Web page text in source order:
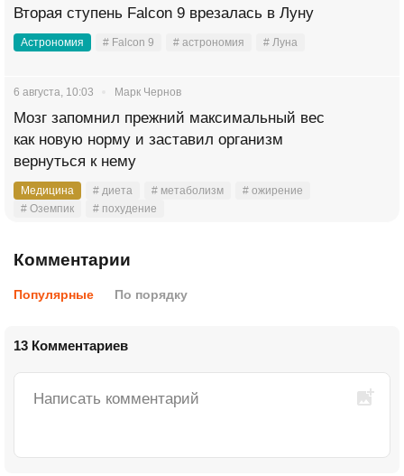
Вторая ступень Falcon 9 врезалась в Луну
Астрономия # Falcon 9 # астрономия # Луна
6 августа, 10:03 Марк Чернов
Мозг запомнил прежний максимальный вес
как новую норму и заставил организм
вернуться к нему
Медицина # диета # метаболизм
# ожирение
# Оземпик
# похудение
Комментарии
Популярные По порядку
13 Комментариев